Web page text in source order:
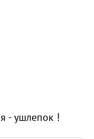
- ушлепок !